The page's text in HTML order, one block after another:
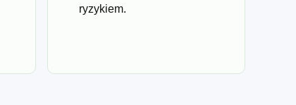
ryzykiem.